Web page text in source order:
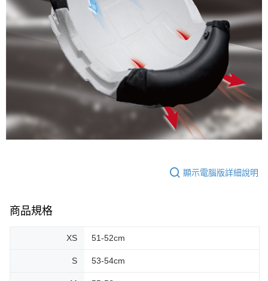
顯示電腦版詳細說明
商品規格
XS 51-52cm
S 53-54cm